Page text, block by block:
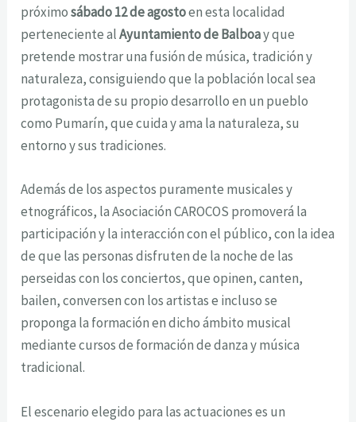
próximosábado 12 de agostoen esta localidad
perteneciente alAyuntamiento de Balboay que
pretende mostrar una fusión de música, tradición y
naturaleza, consiguiendo que la población local sea
protagonista de su propio desarrollo en un pueblo
como Pumarín, que cuida y ama la naturaleza, su
entorno y sus tradiciones.
Además de los aspectos puramente musicales y
etnográficos, la Asociación CAROCOS promoverá la
participación y la interacción con el público, con la idea
de que las personas disfruten de la noche de las
perseidas con los conciertos, que opinen, canten,
bailen, conversen con los artistas e incluso se
proponga la formación en dicho ámbito musical
mediante cursos de formación de danza y música
tradicional.
El escenario elegido para las actuaciones es un